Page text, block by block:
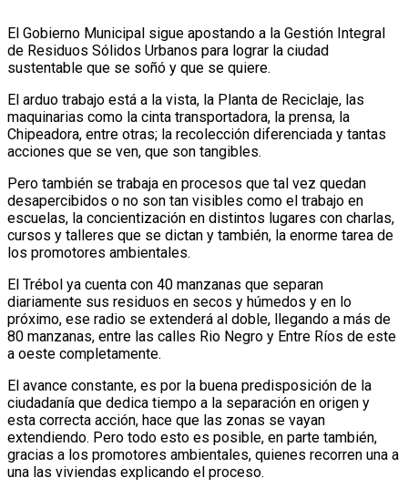
El Gobierno Municipal sigue apostando a la Gestión Integral
de Residuos Sólidos Urbanos para lograr la ciudad
sustentable que se soñó y que se quiere.
El arduo trabajo está a la vista, la Planta de Reciclaje, las
maquinarias como la cinta transportadora, la prensa, la
Chipeadora, entre otras; la recolección diferenciada y tantas
acciones que se ven, que son tangibles.
Pero también se trabaja en procesos que tal vez quedan
desapercibidos o no son tan visibles como el trabajo en
escuelas, la concientización en distintos lugares con charlas,
cursos y talleres que se dictan y también, la enorme tarea de
los promotores ambientales.
El Trébol ya cuenta con 40 manzanas que separan
diariamente sus residuos en secos y húmedos y en lo
próximo, ese radio se extenderá al doble, llegando a más de
80 manzanas, entre las calles Rio Negro y Entre Ríos de este
a oeste completamente.
El avance constante, es por la buena predisposición de la
ciudadanía que dedica tiempo a la separación en origen y
esta correcta acción, hace que las zonas se vayan
extendiendo. Pero todo esto es posible, en parte también,
gracias a los promotores ambientales, quienes recorren una a
una las viviendas explicando el proceso.